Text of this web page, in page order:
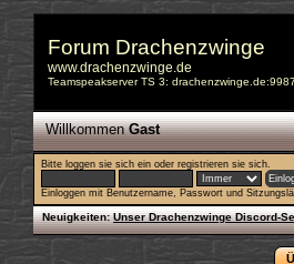
Forum Drachenzwinge
www.drachenzwinge.de
Teamspeakserver TS 3: drachenzwinge.de:9987
WillkommenGast
Bitte loggen sie sich ein oderregistrieren sie sich.
Einloggen mit Benutzername, Passwort und
Neuigkeiten: Unser Drachenzwinge Discord-